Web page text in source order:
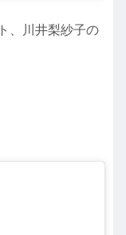
、川井梨紗子の